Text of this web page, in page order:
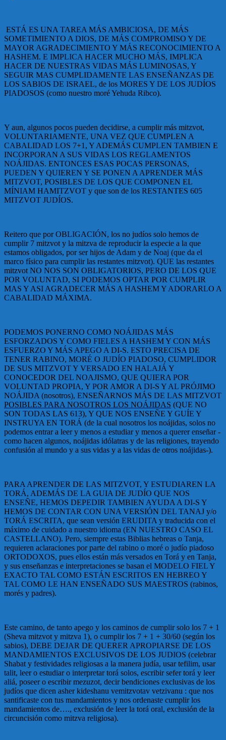
ESTÁ ES UNA TAREA MÁS AMBICIOSA, DE MÁS
SOMETIMIENTO A DIOS, DE MÁS COMPROMISO Y DE
MAYOR AGRADECIMIENTO Y MÁS RECONOCIMIENTO A
HASHEM. E IMPLICA HACER MUCHO MÁS, IMPLICA
HACER DE NUESTRAS VIDAS MÁS LUMINOSAS, Y
SEGUIR MAS CUMPLIDAMENTE LAS ENSEÑANZAS DE
LOS SABIOS DE ISRAEL, de los MORES Y DE LOS JUDÍOS
PIADOSOS (como nuestro moré Yehuda Ribco).
Y aun, algunos pocos pueden decidirse, a cumplir más mitzvot,
VOLUNTARIAMENTE, UNA VEZ QUE CUMPLEN A
CABALIDAD LOS 7+1, Y ADEMÁS CUMPLEN TAMBIEN E
INCORPORAN A SUS VIDAS LOS REGLAMENTOS
NOÁJIDAS. ENTONCES ESAS POCAS PERSONAS,
PUEDEN Y QUIEREN Y SE PONEN A APRENDER MÁS
MITZVOT, POSIBLES DE LOS QUE COMPONEN EL
MÍNIAM HAMITZVOT y que son de los RESTANTES 605
MITZVOT JUDÍOS.
Reitero que por OBLIGACIÓN, los no judíos solo hemos de
cumplir 7 mitzvot y la mitzva de reproducir la especie a la que
estamos obligados, por ser hijos de Adam y de Noaj (que da el
marco físico para cumplir las restantes mitzvot). QUE las restantes
mitzvot NO NOS SON OBLIGATORIOS, PERO DE LOS QUE
POR VOLUNTAD, SI PODEMOS OPTAR POR CUMPLIR
MAS Y ASI AGRADECER MÁS A HASHEM Y ADORARLO A
CABALIDAD MÁXIMA.
PODEMOS PONERNO COMO NOÁJIDAS MÁS
ESFORZADOS Y COMO FIELES A HASHEM Y CON MÁS
ESFUERZO Y MÁS APEGO A DI-S. ESTO PRECISA DE
TENER RABINO, MORÉ O JUDÍO PIADOSO, CUMPLIDOR
DE SUS MITZVOT Y VERSADO EN HALAJÁ Y
CONOCEDOR DEL NOAJISMO, QUE QUIERA POR
VOLUNTAD PROPIA, Y POR AMOR A DI-S Y AL PRÓJIMO
NOÁJIDA (nosotros), ENSEÑARNOS MÁS DE LAS MITZVOT
POSIBLES PARA NOSOTROS LOS NOÁJIDAS (QUE NO
SON TODAS LAS 613), Y QUE NOS ENSEÑE Y GUÍE Y
INSTRUYA EN TORÁ (de la cual nosotros los noájidas, solos no
podemos entrar a leer y menos a estudiar y menos a querer enseñar -
como hacen algunos, noájidas idólatras y de las religiones, trayendo
confusión al mundo y a sus vidas y a las vidas de otros noájidas-).
PARA APRENDER DE LAS MITZVOT, Y ESTUDIAREN LA
TORÁ, ADEMÁS DE LA GUIA DE JUDÍO QUE NOS
ENSEÑE, HEMOS DEPEDIR TAMBIEN AYUDA A DI-S Y
HEMOS DE CONTAR CON UNA VERSIÓN DEL TANAJ y/o
TORÁ ESCRITA, que sean versión ERUDITA y traducida con el
máximo de cuidado a nuestro idioma (EN NUESTRO CASO EL
CASTELLANO). Pero, siempre estas Biblias hebreas o Tanja,
requieren aclaraciones por parte del rabino o moré o judío piadoso
ORTODOXOS, pues ellos están más versados en Torá y en Tanja,
y sus enseñanzas e interpretaciones se basan el MODELO FIEL Y
EXACTO TAL COMO ESTÁN ESCRITOS EN HEBREO Y
TAL COMO LE HAN ENSEÑADO SUS MAESTROS (rabinos,
morés y padres).
Este camino, de tanto apego y los caminos de cumplir solo los 7 + 1
(Sheva mitzvot y mitzva 1), o cumplir los 7 + 1 + 30/60 (según los
sabios), DEBE DEJAR DE QUERER APROPIARSE DE LOS
MANDAMIENTOS EXCLUSIVOS DE LOS JUDIOS (celebrar
Shabat y festividades religiosas a la manera judía, usar tefilim, usar
talit, leer o estudiar o interpretar torá solos, escribir sefer torá y leer
aliá, poseer o escribir mezuzot, decir bendiciones exclusivas de los
judíos que dicen asher kideshanu vemitzvotav vetzivanu : que nos
santificaste con tus mandamientos y nos ordenaste cumplir los
mandamientos de…., exclusión de leer la torá oral, exclusión de la
circuncisión como mitzva religiosa).